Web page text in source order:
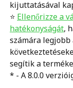
kijuttatásával
⭐️ Ellenőrizze a
hatékonyságát,
számára legjobb
segítik a
* - A 8.0.0